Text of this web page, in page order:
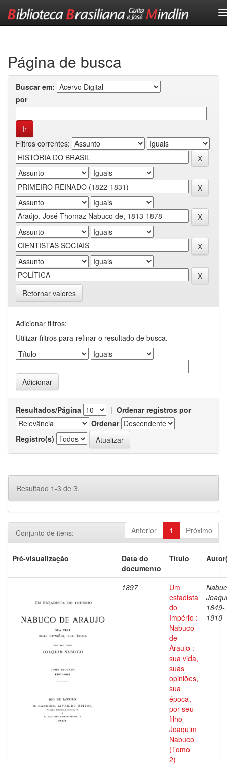
Página de busca
Buscar em:
por
Filtros correntes:
Retornar valores
Adicionar filtros:
Utilizar filtros para refinar o resultado de busca.
Resultados/Página | Ordenar registros por
Ordenar
Registro(s)
Resultado 1-3 de 3.
Anterior 1 Próximo
Conjunto de itens:
Pré-visualização
Data do
documento
Título
1897
Um
estadista
do
Império :
Nabuco
de
Araujo :
sua vida,
suas
opiniões,
sua
época,
por seu
filho
Joaquim
Nabuco
(Tomo
2)
1849-
1910